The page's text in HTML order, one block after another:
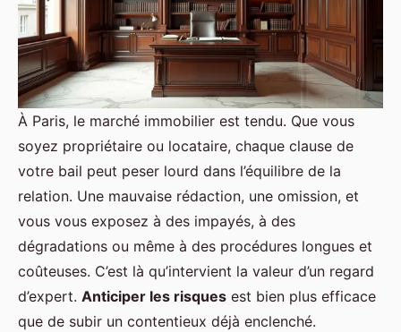
À Paris, le marché immobilier est tendu. Que vous
soyez propriétaire ou locataire, chaque clause de
votre bail peut peser lourd dans l’équilibre de la
relation. Une mauvaise rédaction, une omission, et
vous vous exposez à des impayés, à des
dégradations ou même à des procédures longues et
coûteuses. C’est là qu’intervient la valeur d’un regard
d’expert. Anticiper les risques est bien plus efficace
que de subir un contentieux déjà enclenché.